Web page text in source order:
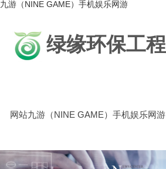
九游（NINE GAME）手机娱乐网游
绿缘环保工程
网站九游（NINE GAME）手机娱乐网游